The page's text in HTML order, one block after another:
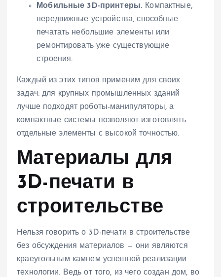
Мобильные 3D-принтеры. Компактные,
передвижные устройства, способные
печатать небольшие элементы или
ремонтировать уже существующие
строения.
Каждый из этих типов применим для своих
задач: для крупных промышленных зданий
лучше подходят роботы-манипуляторы, а
компактные системы позволяют изготовлять
отдельные элементы с высокой точностью.
Материалы для
3D-печати в
строительстве
Нельзя говорить о 3D-печати в строительстве
без обсуждения материалов — они являются
краеугольным камнем успешной реализации
технологии. Ведь от того, из чего создан дом, во